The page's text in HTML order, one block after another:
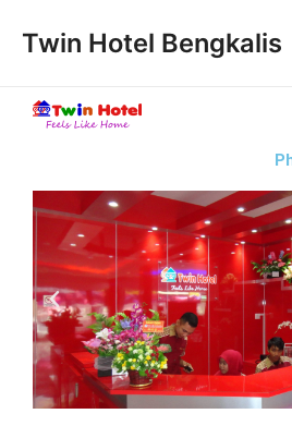
Twin Hotel Bengkalis